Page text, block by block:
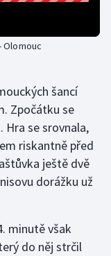
Olomouc
šancí
Zpočátku se
Hra se srovnala,
riskantně před
ještě dvě
dorážku už
minutě však
do něj strčil